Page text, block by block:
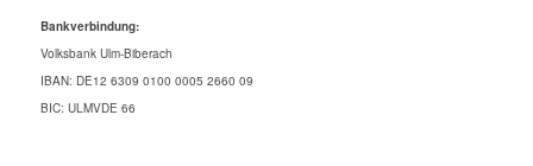
Bankverbindung:
Volksbank Ulm-Biberach
IBAN: DE12 6309 0100 0005 2660 09
BIC: ULMVDE 66